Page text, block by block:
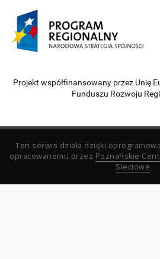
Projekt współfinansowany przez Unię
Funduszu Rozwoju
Ten serwis działa dzięki
opracowanemu przez Poznańskie
Sieciowe